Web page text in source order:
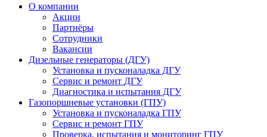
О компании
Акции
Партнёры
Сотрудники
Вакансии
Дизельные генераторы (ДГУ)
Установка и пусконаладка ДГУ
Сервис и ремонт ДГУ
Диагностика и испытания ДГУ
Газопоршневые установки (ГПУ)
Установка и пусконаладка ГПУ
Сервис и ремонт ГПУ
Проверка, испытания и мониторинг ГПУ